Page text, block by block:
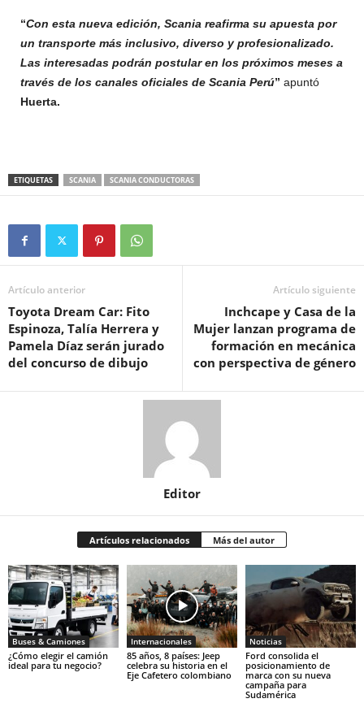
“Con esta nueva edición, Scania reafirma su apuesta por
un transporte más inclusivo, diverso y profesionalizado.
Las interesadas podrán postular en los próximos meses a
través de los canales oficiales de Scania Perú” apuntó
Huerta.
ETIQUETAS SCANIA SCANIA CONDUCTORAS
Artículo anterior
Toyota Dream Car: Fito
Espinoza, Talía Herrera y
Pamela Díaz serán jurado
del concurso de dibujo
Artículo siguiente
Inchcape y Casa de la
Mujer lanzan programa de
formación en mecánica
con perspectiva de género
Editor
Artículos relacionados Más del autor
Buses & Camiones
¿Cómo elegir el camión
ideal para tu negocio?
Internacionales
85 años, 8 países: Jeep
celebra su historia en el
Eje Cafetero colombiano
Noticias
Ford consolida el
posicionamiento de
marca con su nueva
campaña para
Sudamérica